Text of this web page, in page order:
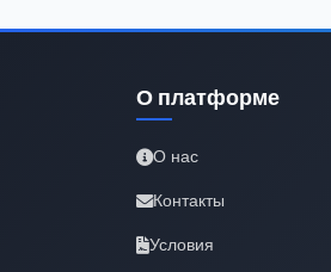
О платформе
О нас
Контакты
Условия